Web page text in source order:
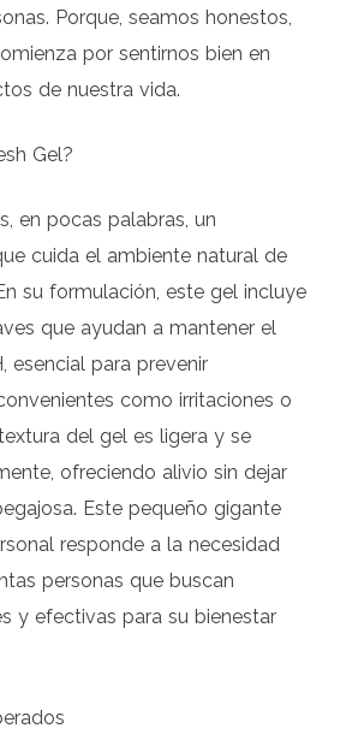
Porque, seamos honestos,
por sentirnos bien en
de nuestra vida.
Gel?
en pocas palabras, un
cuida el ambiente natural de
su formulación, este gel incluye
que ayudan a mantener el
esencial para prevenir
como irritaciones o
del gel es ligera y se
ofreciendo alivio sin dejar
Este pequeño gigante
responde a la necesidad
personas que buscan
y efectivas para su bienestar